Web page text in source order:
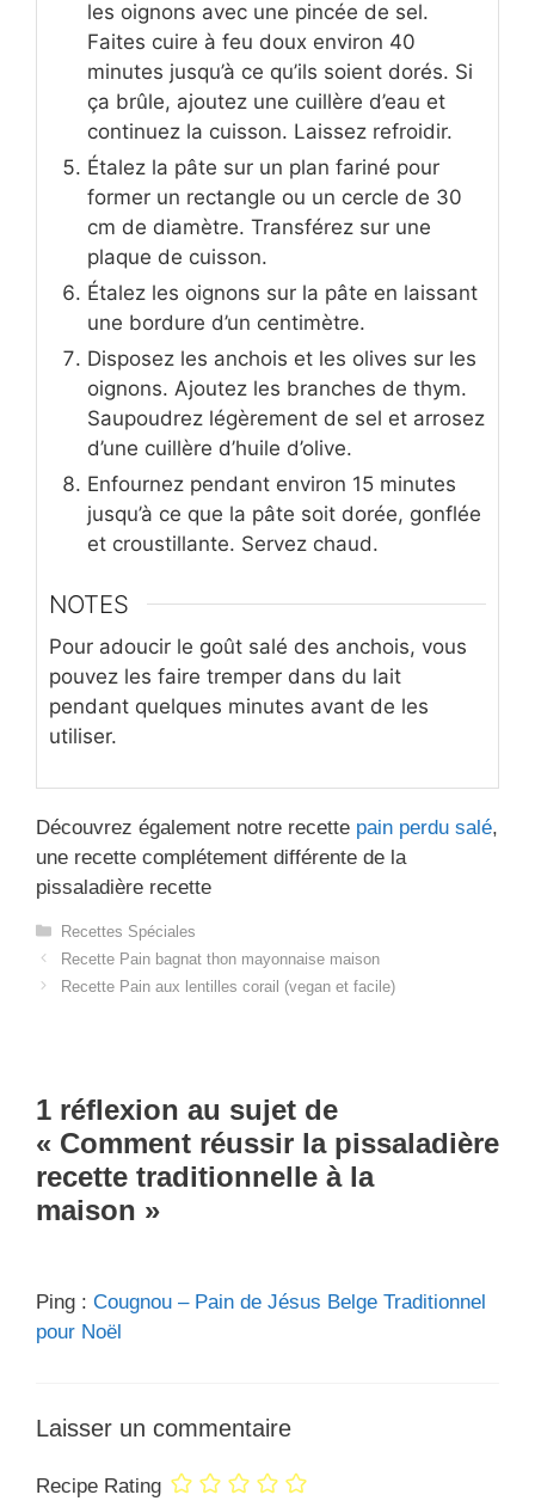
les oignons avec une pincée de sel.
Faites cuire à feu doux environ 40
minutes jusqu’à ce qu’ils soient dorés. Si
ça brûle, ajoutez une cuillère d’eau et
continuez la cuisson. Laissez refroidir.
Étalez la pâte sur un plan fariné pour
former un rectangle ou un cercle de 30
cm de diamètre. Transférez sur une
plaque de cuisson.
Étalez les oignons sur la pâte en laissant
une bordure d’un centimètre.
Disposez les anchois et les olives sur les
oignons. Ajoutez les branches de thym.
Saupoudrez légèrement de sel et arrosez
d’une cuillère d’huile d’olive.
Enfournez pendant environ 15 minutes
jusqu’à ce que la pâte soit dorée, gonflée
et croustillante. Servez chaud.
NOTES
Pour adoucir le goût salé des anchois, vous
pouvez les faire tremper dans du lait
pendant quelques minutes avant de les
utiliser.
Découvrez également notre recette pain perdu salé,
une recette complétement différente de la
pissaladière recette​
Catégories
Recettes Spéciales
Recette Pain bagnat thon mayonnaise maison
Recette Pain aux lentilles corail (vegan et facile)
1 réflexion au sujet de
« Comment réussir la pissaladière
recette traditionnelle à la
maison »
Ping : Cougnou – Pain de Jésus Belge Traditionnel
pour Noël
Laisser un commentaire
Recipe Rating